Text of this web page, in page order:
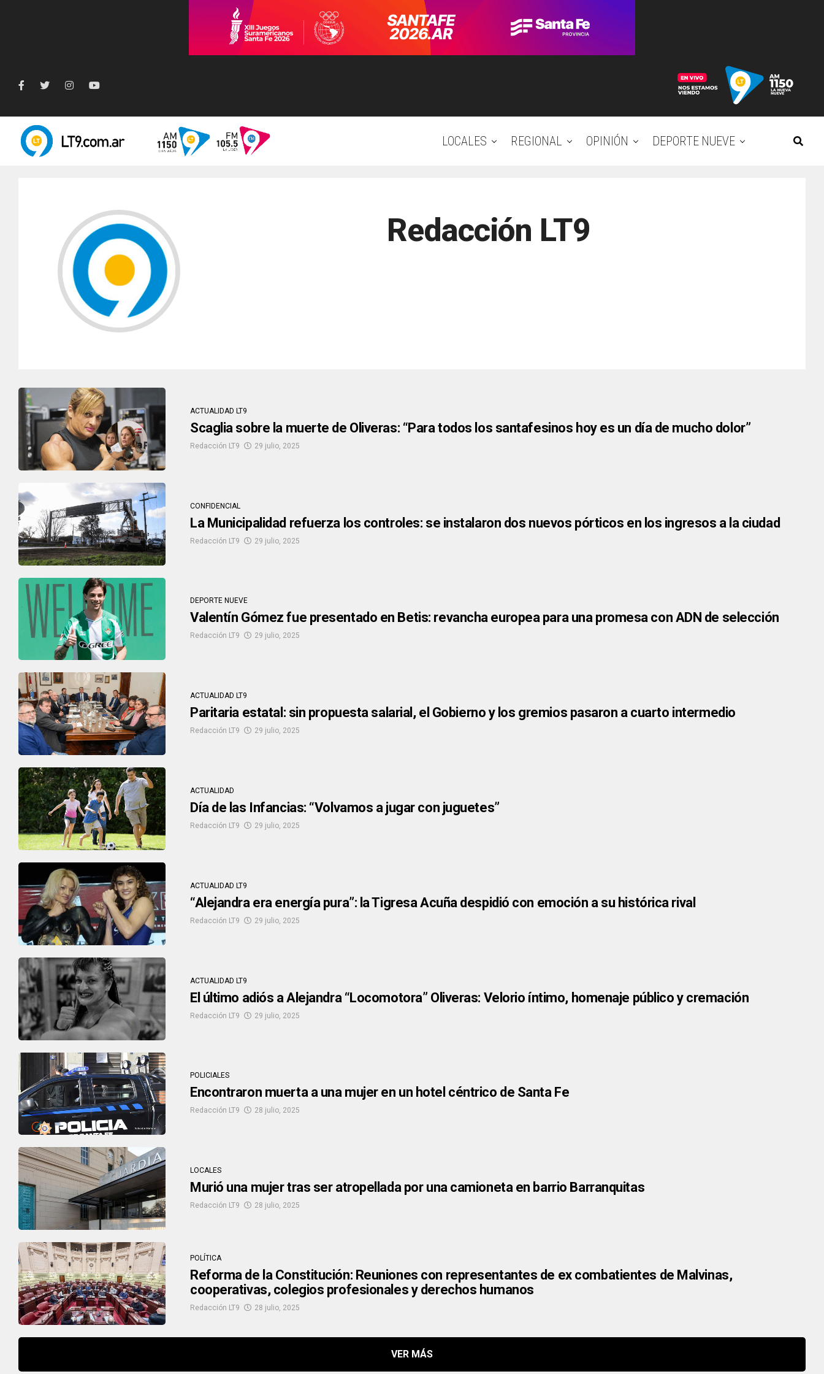
LOCALES REGIONAL OPINIÓN DEPORTE NUEVE
Redacción LT9
ACTUALIDAD LT9
Scaglia sobre la muerte de Oliveras: “Para todos los santafesinos hoy es un día de mucho dolor”
Redacción LT9 29 julio, 2025
CONFIDENCIAL
La Municipalidad refuerza los controles: se instalaron dos nuevos pórticos en los ingresos a la ciudad
Redacción LT9 29 julio, 2025
DEPORTE NUEVE
Valentín Gómez fue presentado en Betis: revancha europea para una promesa con ADN de selección
Redacción LT9 29 julio, 2025
ACTUALIDAD LT9
Paritaria estatal: sin propuesta salarial, el Gobierno y los gremios pasaron a cuarto intermedio
Redacción LT9 29 julio, 2025
ACTUALIDAD
Día de las Infancias: “Volvamos a jugar con juguetes”
Redacción LT9 29 julio, 2025
ACTUALIDAD LT9
“Alejandra era energía pura”: la Tigresa Acuña despidió con emoción a su histórica rival
Redacción LT9 29 julio, 2025
ACTUALIDAD LT9
El último adiós a Alejandra “Locomotora” Oliveras: Velorio íntimo, homenaje público y cremación
Redacción LT9 29 julio, 2025
POLICIALES
Encontraron muerta a una mujer en un hotel céntrico de Santa Fe
Redacción LT9 28 julio, 2025
LOCALES
Murió una mujer tras ser atropellada por una camioneta en barrio Barranquitas
Redacción LT9 28 julio, 2025
POLÍTICA
Reforma de la Constitución: Reuniones con representantes de ex combatientes de Malvinas,
cooperativas, colegios profesionales y derechos humanos
Redacción LT9 28 julio, 2025